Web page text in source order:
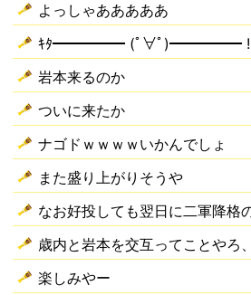
よっしゃあああああ
ｷﾀ━━━━━ (ﾟ∀ﾟ)━━━━━
岩本来るのか
ついに来たか
ナゴドｗｗｗｗいかんでしょ
また盛り上がりそうや
なお好投しても翌日に二軍降格
歳内と岩本を交互ってことやろ
楽しみやー